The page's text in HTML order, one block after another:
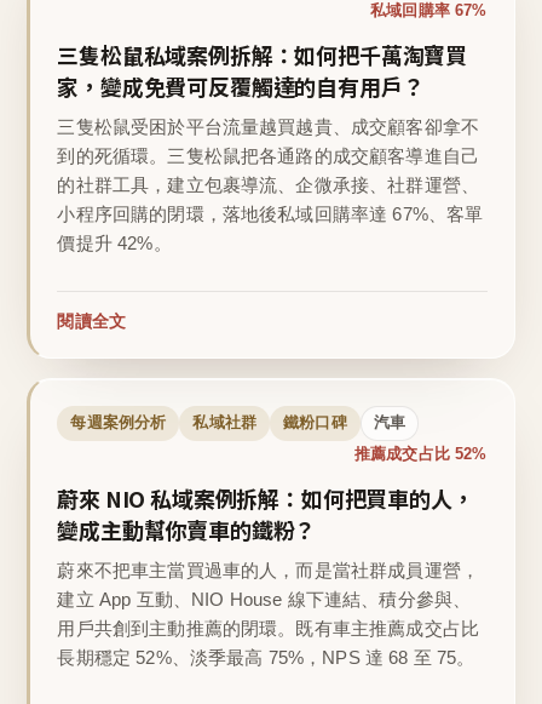
私域回購率 67%
三隻松鼠私域案例拆解：如何把千萬淘寶買
家，變成免費可反覆觸達的自有用戶？
三隻松鼠受困於平台流量越買越貴、成交顧客卻拿不
到的死循環。三隻松鼠把各通路的成交顧客導進自己
的社群工具，建立包裹導流、企微承接、社群運營、
小程序回購的閉環，落地後私域回購率達 67%、客單
價提升 42%。
閱讀全文
每週案例分析 私域社群 鐵粉口碑 汽車
推薦成交占比 52%
蔚來 NIO 私域案例拆解：如何把買車的人，
變成主動幫你賣車的鐵粉？
蔚來不把車主當買過車的人，而是當社群成員運營，
建立 App 互動、NIO House 線下連結、積分參與、
用戶共創到主動推薦的閉環。既有車主推薦成交占比
長期穩定 52%、淡季最高 75%，NPS 達 68 至 75。